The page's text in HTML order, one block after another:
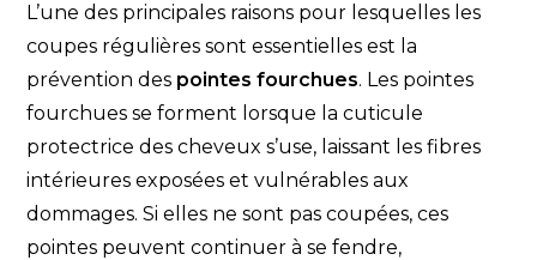
L’une des principales raisons pour lesquelles les
coupes régulières sont essentielles est la
prévention des pointes fourchues. Les pointes
fourchues se forment lorsque la cuticule
protectrice des cheveux s’use, laissant les fibres
intérieures exposées et vulnérables aux
dommages. Si elles ne sont pas coupées, ces
pointes peuvent continuer à se fendre,